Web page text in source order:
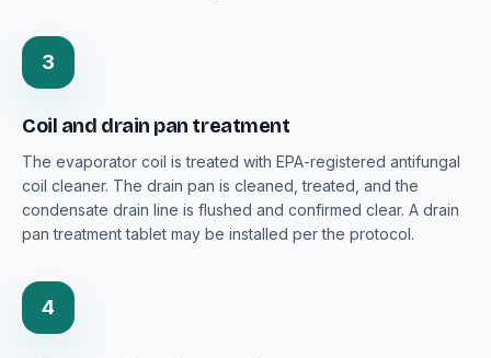
3
Coil and drain pan treatment
The evaporator coil is treated with EPA-registered antifungal
coil cleaner. The drain pan is cleaned, treated, and the
condensate drain line is flushed and confirmed clear. A drain
pan treatment tablet may be installed per the protocol.
4